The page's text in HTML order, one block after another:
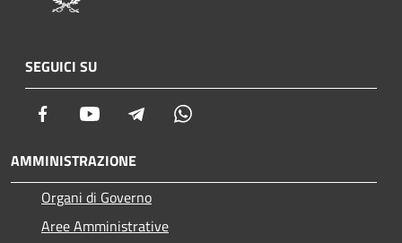
SEGUICI SU
Facebook Youtube Telegram
AMMINISTRAZIONE
Organi di Governo
Aree Amministrative